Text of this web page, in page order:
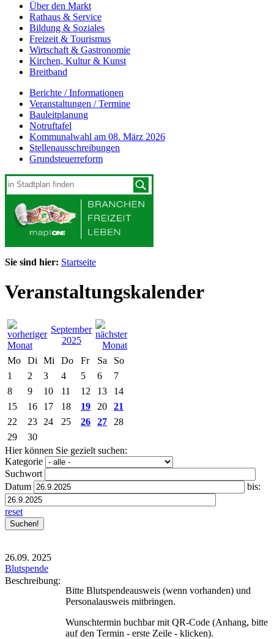
Über den Markt
Rathaus & Service
Bildung & Soziales
Freizeit & Tourismus
Wirtschaft & Gastronomie
Kirchen, Kultur & Kunst
Breitband
Berichte / Informationen
Veranstaltungen / Termine
Bauleitplanung
Notruftafel
Kommunalwahl am 08. März 2026
Stellenausschreibungen
Grundsteuerreform
Sie sind hier: Startseite
Veranstaltungskalender
September
2025
Mo
Di Mi Do Fr Sa
So
1
2 3 4 5 6
7
8
9 10 11 12 13
14
15
16 17 18 19 20
21
22
23 24 25 26 27
28
29
30
Hier können Sie gezielt suchen:
Kategorie
Suchwort
Datum
bis:
reset
26.09. 2025
Blutspende
Beschreibung:
Bitte Blutspendeausweis (wenn vorhanden) und
Personalausweis mitbringen.
Wunschtermin buchbar mit QR-Code (Anhang, bitte
auf den Termin - erste Zeile - klicken).